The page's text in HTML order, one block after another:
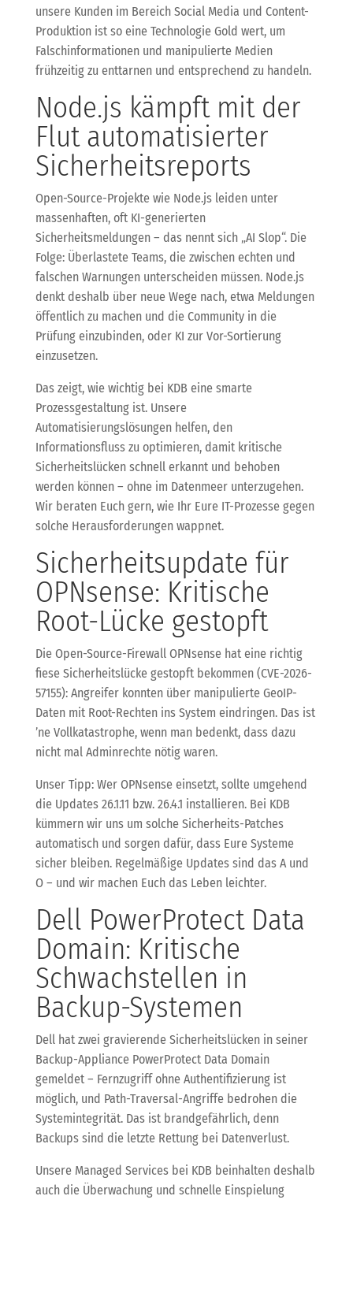
unsere Kunden im Bereich Social Media und Content-
Produktion ist so eine Technologie Gold wert, um
Falschinformationen und manipulierte Medien
frühzeitig zu enttarnen und entsprechend zu handeln.
Node.js kämpft mit der
Flut automatisierter
Sicherheitsreports
Open-Source-Projekte wie Node.js leiden unter
massenhaften, oft KI-generierten
Sicherheitsmeldungen – das nennt sich „AI Slop“. Die
Folge: Überlastete Teams, die zwischen echten und
falschen Warnungen unterscheiden müssen. Node.js
denkt deshalb über neue Wege nach, etwa Meldungen
öffentlich zu machen und die Community in die
Prüfung einzubinden, oder KI zur Vor-Sortierung
einzusetzen.
Das zeigt, wie wichtig bei KDB eine smarte
Prozessgestaltung ist. Unsere
Automatisierungslösungen helfen, den
Informationsfluss zu optimieren, damit kritische
Sicherheitslücken schnell erkannt und behoben
werden können – ohne im Datenmeer unterzugehen.
Wir beraten Euch gern, wie Ihr Eure IT-Prozesse gegen
solche Herausforderungen wappnet.
Sicherheitsupdate für
OPNsense: Kritische
Root-Lücke gestopft
Die Open-Source-Firewall OPNsense hat eine richtig
fiese Sicherheitslücke gestopft bekommen (CVE-2026-
57155): Angreifer konnten über manipulierte GeoIP-
Daten mit Root-Rechten ins System eindringen. Das ist
’ne Vollkatastrophe, wenn man bedenkt, dass dazu
nicht mal Adminrechte nötig waren.
Unser Tipp: Wer OPNsense einsetzt, sollte umgehend
die Updates 26.1.11 bzw. 26.4.1 installieren. Bei KDB
kümmern wir uns um solche Sicherheits-Patches
automatisch und sorgen dafür, dass Eure Systeme
sicher bleiben. Regelmäßige Updates sind das A und
O – und wir machen Euch das Leben leichter.
Dell PowerProtect Data
Domain: Kritische
Schwachstellen in
Backup-Systemen
Dell hat zwei gravierende Sicherheitslücken in seiner
Backup-Appliance PowerProtect Data Domain
gemeldet – Fernzugriff ohne Authentifizierung ist
möglich, und Path-Traversal-Angriffe bedrohen die
Systemintegrität. Das ist brandgefährlich, denn
Backups sind die letzte Rettung bei Datenverlust.
Unsere Managed Services bei KDB beinhalten deshalb
auch die Überwachung und schnelle Einspielung